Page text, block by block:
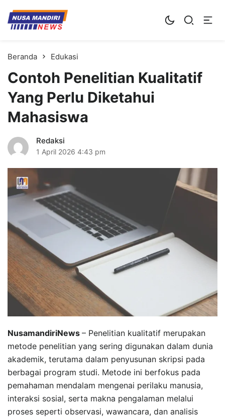
Kampus Digital Bisnis
Universitas Nusa Mandiri
Beranda Edukasi
Contoh Penelitian Kualitatif
Yang Perlu Diketahui
Mahasiswa
Redaksi
1 April 2026 4:43 pm
NusamandiriNews – Penelitian kualitatif merupakan
metode penelitian yang sering digunakan dalam dunia
akademik, terutama dalam penyusunan skripsi pada
berbagai program studi. Metode ini berfokus pada
pemahaman mendalam mengenai perilaku manusia,
interaksi sosial, serta makna pengalaman melalui
proses seperti observasi, wawancara, dan analisis